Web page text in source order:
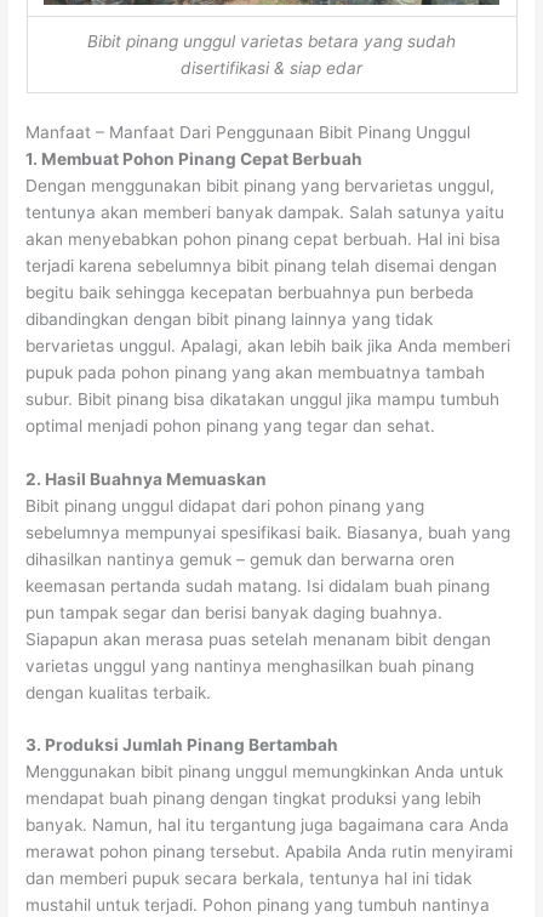
Bibit pinang unggul varietas betara yang sudah
disertifikasi & siap edar
Manfaat – Manfaat Dari Penggunaan Bibit Pinang Unggul
1. Membuat Pohon Pinang Cepat Berbuah
Dengan menggunakan bibit pinang yang bervarietas unggul,
tentunya akan memberi banyak dampak. Salah satunya yaitu
akan menyebabkan pohon pinang cepat berbuah. Hal ini bisa
terjadi karena sebelumnya bibit pinang telah disemai dengan
begitu baik sehingga kecepatan berbuahnya pun berbeda
dibandingkan dengan bibit pinang lainnya yang tidak
bervarietas unggul. Apalagi, akan lebih baik jika Anda memberi
pupuk pada pohon pinang yang akan membuatnya tambah
subur. Bibit pinang bisa dikatakan unggul jika mampu tumbuh
optimal menjadi pohon pinang yang tegar dan sehat.
2. Hasil Buahnya Memuaskan
Bibit pinang unggul didapat dari pohon pinang yang
sebelumnya mempunyai spesifikasi baik. Biasanya, buah yang
dihasilkan nantinya gemuk – gemuk dan berwarna oren
keemasan pertanda sudah matang. Isi didalam buah pinang
pun tampak segar dan berisi banyak daging buahnya.
Siapapun akan merasa puas setelah menanam bibit dengan
varietas unggul yang nantinya menghasilkan buah pinang
dengan kualitas terbaik.
3. Produksi Jumlah Pinang Bertambah
Menggunakan bibit pinang unggul memungkinkan Anda untuk
mendapat buah pinang dengan tingkat produksi yang lebih
banyak. Namun, hal itu tergantung juga bagaimana cara Anda
merawat pohon pinang tersebut. Apabila Anda rutin menyirami
dan memberi pupuk secara berkala, tentunya hal ini tidak
mustahil untuk terjadi. Pohon pinang yang tumbuh nantinya